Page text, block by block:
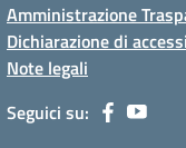
Amministrazione
Dichiarazione di
Note legali
Seguici su: